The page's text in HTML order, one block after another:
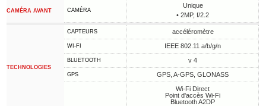
CAMÉRA AVANT CAMÉRA
Unique
• 2MP, f/2.2
TECHNOLOGIES
CAPTEURS accéléromètre
WI-FI IEEE 802.11 a/b/g/n
BLUETOOTH v 4
GPS
GPS, A-GPS, GLONASS
Wi-Fi Direct
Point d'accès Wi-Fi
Bluetooth A2DP